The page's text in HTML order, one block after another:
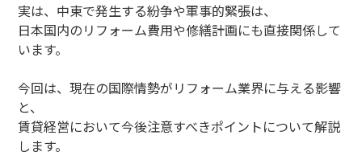
実は、中東で発生する紛争や軍事的緊張は、
日本国内のリフォーム費用や修繕計画にも直接関係して
います。
今回は、現在の国際情勢がリフォーム業界に与える影響
と、
賃貸経営において今後注意すべきポイントについて解説
します。